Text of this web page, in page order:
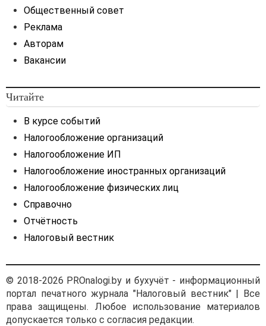
Общественный совет
Реклама
Авторам
Вакансии
Читайте
В курсе событий
Налогообложение организаций
Налогообложение ИП
Налогообложение иностранных организаций
Налогообложение физических лиц
Справочно
Отчётность
Налоговый вестник
© 2018-2026 PROnalogi.by и бухучёт - информационный
портал печатного журнала "Налоговый вестник" | Все
права защищены. Любое использование материалов
допускается только с согласия редакции.